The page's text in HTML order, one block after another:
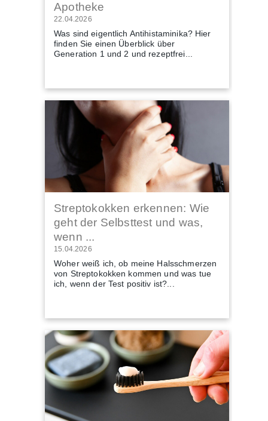
Apotheke
22.04.2026
Was sind eigentlich Antihistaminika? Hier
finden Sie einen Überblick über
Generation 1 und 2 und rezeptfrei...
Streptokokken erkennen: Wie
geht der Selbsttest und was,
wenn ...
15.04.2026
Woher weiß ich, ob meine Halsschmerzen
von Streptokokken kommen und was tue
ich, wenn der Test positiv ist?...